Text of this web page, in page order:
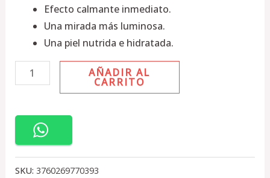
Efecto calmante inmediato.
Una mirada más luminosa.
Una piel nutrida e hidratada.
AÑADIR AL
CARRITO
SKU: 3760269770393